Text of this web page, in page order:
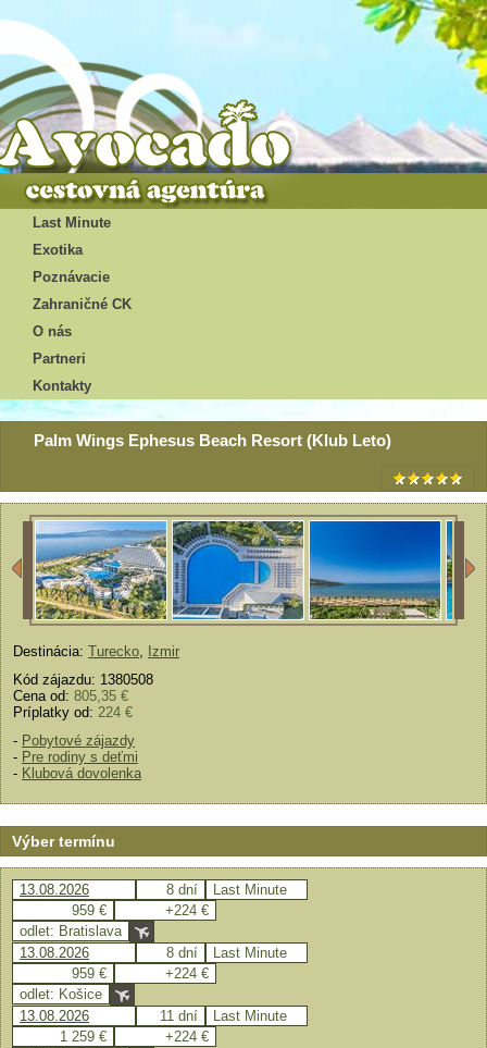
Last Minute
Exotika
Poznávacie
Zahraničné CK
O nás
Partneri
Kontakty
Palm Wings Ephesus Beach Resort (Klub Leto)
Destinácia: Turecko, Izmir
Kód zájazdu: 1380508
Cena od: 805,35 €
Príplatky od: 224 €
- Pobytové zájazdy
- Pre rodiny s deťmi
- Klubová dovolenka
Výber termínu
13.08.2026 8 dní
Last Minute
959 €
+224 €
odlet: Bratislava
13.08.2026
8 dní
Last Minute
959 €
+224 €
odlet: Košice
13.08.2026
11 dní
Last Minute
1 259 €
+224 €